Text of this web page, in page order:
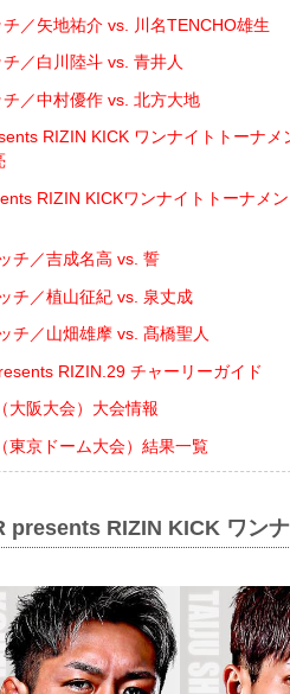
／矢地祐介 vs. 川名TENCHO雄生
／白川陸斗 vs. 青井人
／中村優作 vs. 北方大地
RIZIN KICK ワンナイトトーナメ
RIZIN KICKワンナイトトーナメン
チ／吉成名高 vs. 誓
チ／植山征紀 vs. 泉丈成
チ／山畑雄摩 vs. 髙橋聖人
RIZIN.29 チャーリーガイド
大阪大会）大会情報
東京ドーム大会）結果一覧
presents RIZIN KICK ワン